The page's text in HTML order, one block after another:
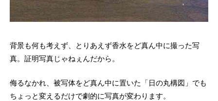
背景も何も考えず、とりあえず香水をど真ん中に撮った写
真。証明写真じゃねぇんだから。
侮るなかれ、被写体をど真ん中に置いた「日の丸構図」でも
ちょっと変えるだけで劇的に写真が変わります。